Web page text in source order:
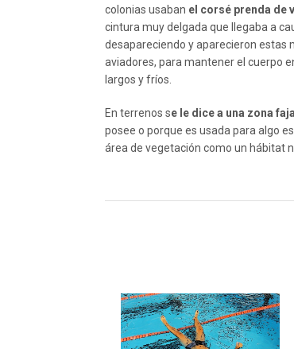
colonias usaban el corsé prenda de
cintura muy delgada que llegaba a
desapareciendo y aparecieron estas
aviadores, para mantener el cuerpo
largos y fríos.
En terrenos se le dice a una zona
posee o porque es usada para algo
área de vegetación como un hábitat